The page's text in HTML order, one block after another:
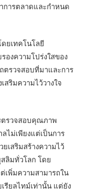
การตลาดและกำหนด
ดยเทคโนโลยี
องความโปร่งใสของ
ตรวจสอบที่มาและการ
ริมความไว้วางใจ
ตรวจสอบคุณภาพ
ไม่เพียงแต่เป็นการ
เสริมสร้างความไว้
ลิมทั่วโลก โดย
เพิ่มความสามารถใน
รียลไทม์เท่านั้น แต่ยัง